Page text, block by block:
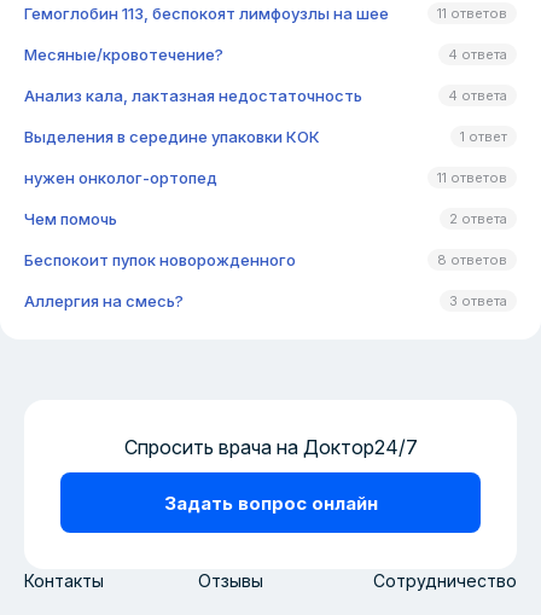
Гемоглобин 113, беспокоят лимфоузлы на шее 11 ответов
Месяные/кровотечение? 4 ответа
Анализ кала, лактазная недостаточность 4 ответа
Выделения в середине упаковки КОК 1 ответ
нужен онколог-ортопед 11 ответов
Чем помочь 2 ответа
Беспокоит пупок новорожденного 8 ответов
Аллергия на смесь? 3 ответа
Контакты Отзывы Сотрудничество
Спросить врача на Доктор24/7
Задать вопрос онлайн